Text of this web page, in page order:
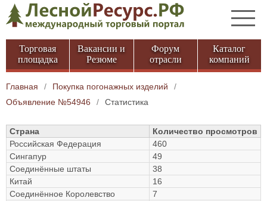
Торговая
площадка
Вакансии и
Резюме
Форум
отрасли
Каталог
компаний
Главная / Покупка погонажных изделий
/
Объявление №54946
/ Статистика
Страна
Количество просмотров
Российская Федерация
460
Сингапур
49
Соединённые штаты
38
Китай
16
Соединённое Королевство
7